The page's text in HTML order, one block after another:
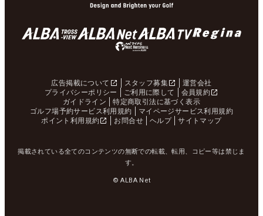
広告掲載について スタッフ募集
運営会社
プライバシーポリシー
ご利用に際して
会員規約
ガイドライン
特定商取引法に基づく表示
ゴルフ場予約サービス利用規約
マイページサービス利用規約
ポイント利用規約
お問合せ ヘルプ サイトマップ
掲載されている全てのコンテンツの無断での転載、転用、コピー等は禁じま
す。
© ALBA Net